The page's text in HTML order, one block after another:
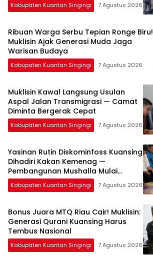
Kabupaten Kuantan Singingi 7 Agustus 2026
Ribuan Warga Serbu Tepian Ronge Biru!
Muklisin Ajak Generasi Muda Jaga
Warisan Budaya
Kabupaten Kuantan Singingi 7 Agustus 2026
Muklisin Kawal Langsung Usulan
Aspal Jalan Transmigrasi — Camat
Diminta Bergerak Cepat
Kabupaten Kuantan Singingi 7 Agustus 2026
Yasinan Rutin Diskominfoss Kuansing
Dihadiri Kakan Kemenag —
Pembangunan Mushalla Mulai
Dirancang
Kabupaten Kuantan Singingi 7 Agustus 2026
Bonus Juara MTQ Riau Cair! Muklisin:
Generasi Qurani Kuansing Harus
Tembus Nasional
Kabupaten Kuantan Singingi 7 Agustus 2026